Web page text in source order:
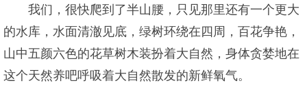
我们，很快爬到了半山腰，只见那里还有一个更大
的水库，水面清澈见底，绿树环绕在四周，百花争艳，
山中五颜六色的花草树木装扮着大自然，身体贪婪地在
这个天然养吧呼吸着大自然散发的新鲜氧气。